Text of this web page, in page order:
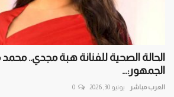
الحالة الصحية للفنانة هبة مجدي..
الجمهور:...
العرب مباشر يونيو 30, 2026 0